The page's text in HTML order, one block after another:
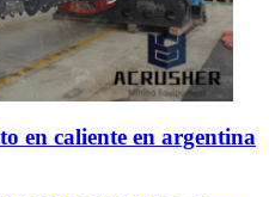
en caliente en argentina